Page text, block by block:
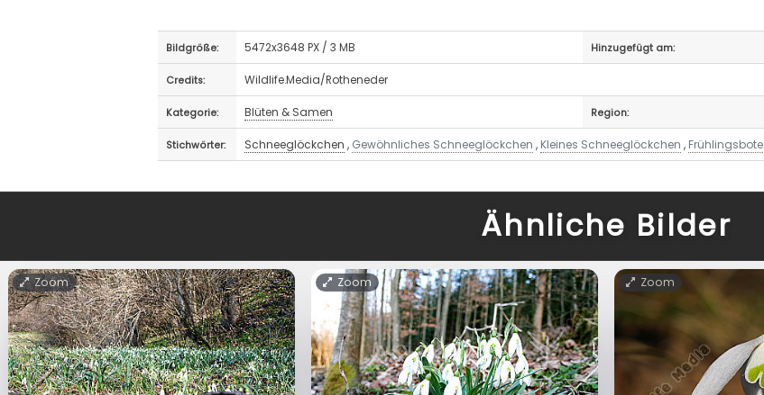
Bildgröße: 5472x3648 PX / 3 MB Hinzugefügt am:
Credits: Wildlife.Media/Rotheneder
Kategorie: Blüten & Samen Region:
Stichwörter: Schneeglöckchen , Gewöhnliches Schneeglöckchen , Kleines Schneeglöckchen , Frühlingsbote
Ähnliche Bilder
Zoom Zoom Zoom